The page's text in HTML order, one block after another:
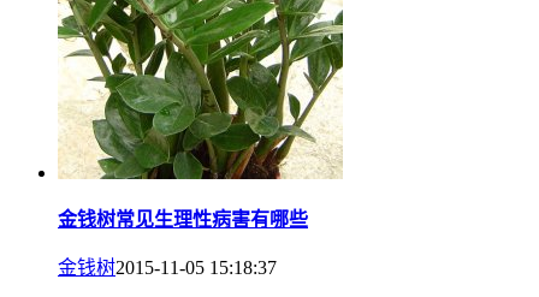
金钱树常见生理性病害有哪些
金钱树2015-11-05 15:18:37